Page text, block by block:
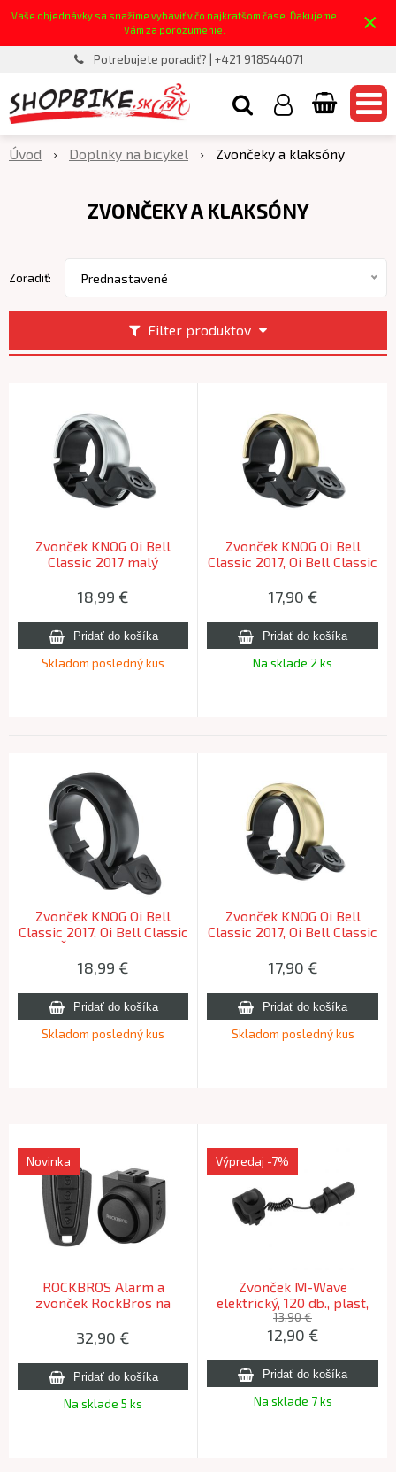
Vaše objednávky sa snažíme vybaviť v čo najkratšom čase. Ďakujeme
Vám za porozumenie.
×
Potrebujete poradiť? | +421 918544071
Úvod Doplnky na bicykel Zvončeky a klaksóny
ZVONČEKY A KLAKSÓNY
Filter produktov
Zoradiť: Prednastavené
Zvonček KNOG Oi Bell
Classic 2017 malý
18,99 €
Skladom posledný kus
Zvonček KNOG Oi Bell
Classic 2017, Oi Bell Classic
Brass
17,90 €
Na sklade 2 ks
Zvonček KNOG Oi Bell
Classic 2017, Oi Bell Classic
Velký Černý / Large Black
18,99 €
Skladom posledný kus
Zvonček KNOG Oi Bell
Classic 2017, Oi Bell Classic
Brass
17,90 €
Skladom posledný kus
ROCKBROS Alarm a
zvonček RockBros na
Novinka
32,90 €
Na sklade 5 ks
Zvonček M-Wave
elektrický, 120 db., plast,
čierny
Výpredaj -7%
13,90 €
12,90 €
Na sklade 7 ks